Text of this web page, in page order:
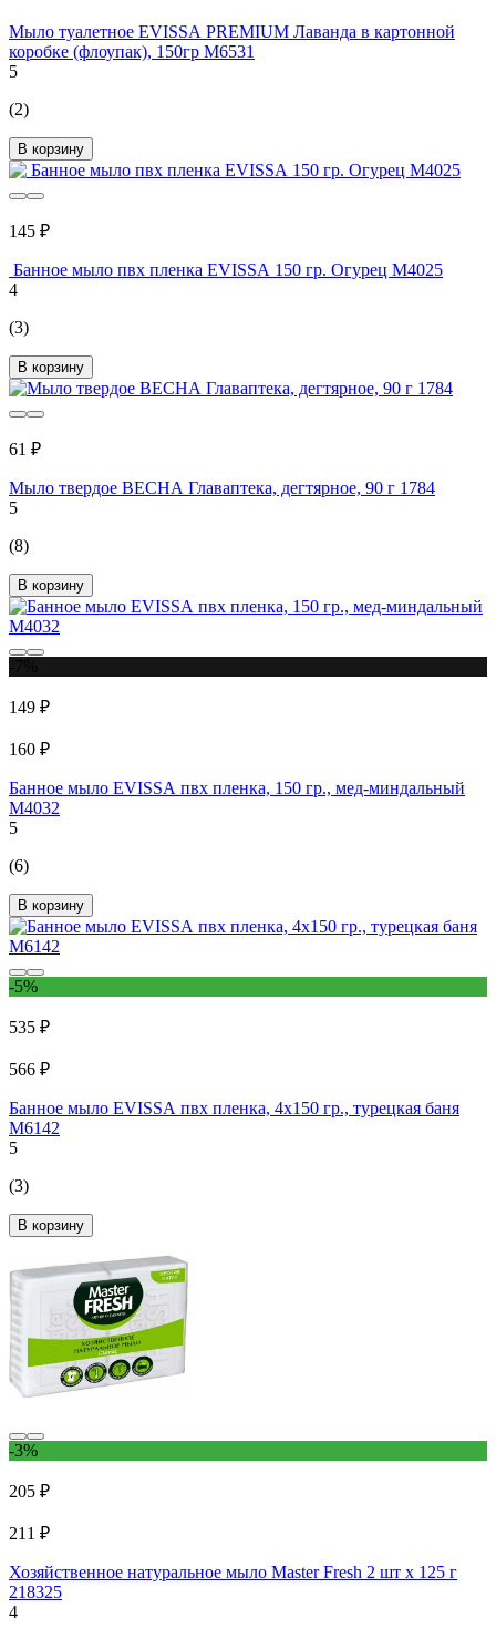
Мыло туалетное EVISSА PREMIUM Лаванда в картонной
коробке (флоупак), 150гр М6531
5
(2)
В корзину
145 ₽
Банное мыло пвх пленка EVISSА 150 гр. Огурец М4025
4
(3)
В корзину
61 ₽
Мыло твердое ВЕСНА Главаптека, дегтярное, 90 г 1784
5
(8)
В корзину
149 ₽
160 ₽
Банное мыло EVISSА пвх пленка, 150 гр., мед-миндальный
М4032
5
(6)
В корзину
-5%
535 ₽
566 ₽
Банное мыло EVISSА пвх пленка, 4x150 гр., турецкая баня
М6142
5
(3)
В корзину
-3%
205 ₽
211 ₽
Хозяйственное натуральное мыло Master Fresh 2 шт x 125 г
218325
4